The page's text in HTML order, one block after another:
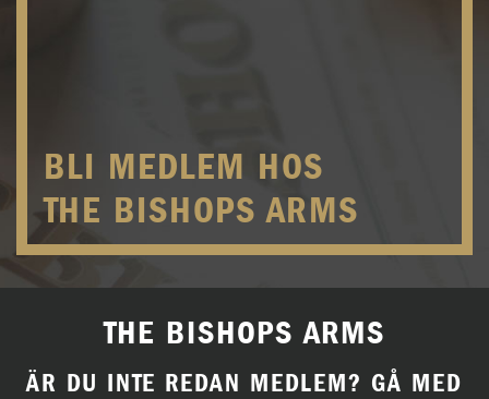
BLI MEDLEM HOS
THE BISHOPS ARMS
THE BISHOPS ARMS
ÄR DU INTE REDAN MEDLEM? GÅ MED